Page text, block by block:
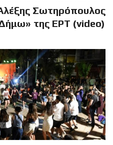
Σωτηρόπουλος
της ΕΡΤ (video)